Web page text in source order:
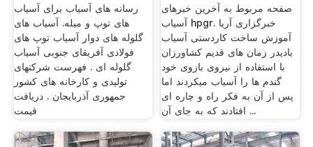
رسانه های آسیاب برای آسیاب
های توپ و میله. آسیاب های
گلوله های دوار آسیاب توپ های
فولادی آفریقای جنوبی آسیاب
گلوله ای . فهرست شرکتهای
تولیدی و کارخانه های کشور
جمهوری آذربایجان . دریافت
قیمت
صفحه مربوط به آخرین خبرهای
آسیاب hpgr. خبرگزاری آریا
آموزش ساخت کاردستی آسیاب
بادیدر زمان های قدیم کشاورزان
با استفاده از نیروی بازوی خود
گندم ها را آسیاب می­کردند اما
پس از آن به فکر راه و چاره­ ای
افتادند که به جای آن ...